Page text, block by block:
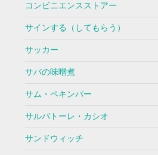
コンビニエンスストアー
サインする（してもらう）
サッカー
サバの味噌煮
サム・ペキンパー
サルバトーレ・カシオ
サンドウィッチ